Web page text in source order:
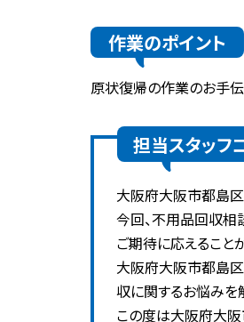
作業のポイント
原状復帰の作業のお手
担当スタッフ
大阪府大阪市都島区
今回、不用品回収相
ご期待に応えること
大阪府大阪市都島
収に関するお悩みを
この度は大阪府大